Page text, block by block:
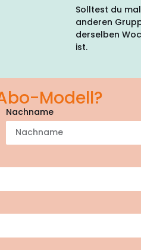
Solltest du
anderen
derselben
ist.
Modell?
Nachname